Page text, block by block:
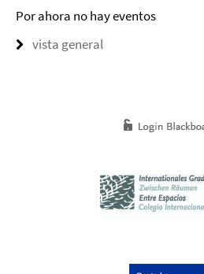
Por ahora no hay eventos
vista general